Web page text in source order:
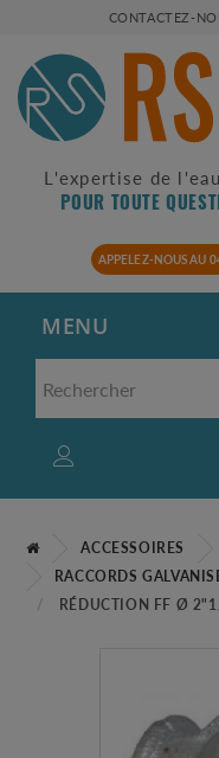
CONTACTEZ-
L'expertise de
POUR TOUTE
APPELEZ-NOUS AU
MENU
ACCESSOIRES
RACCORDS
RÉDUCTION FF Ø